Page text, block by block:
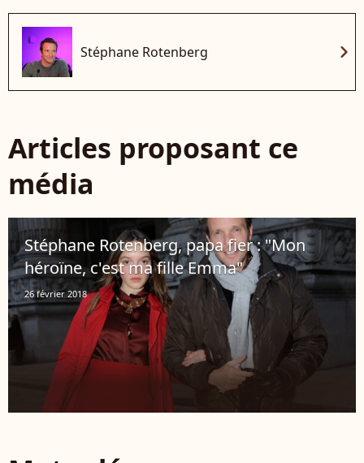
Stéphane Rotenberg chevron_right
Articles proposant ce
média
Stéphane Rotenberg, papa fier : "Mon
héroïne, c'est ma fille Emma"
26 février 2018